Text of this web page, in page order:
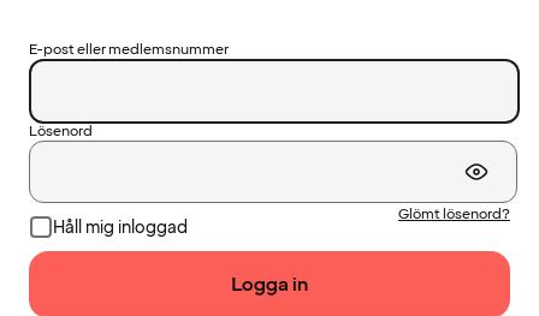
E-post eller medlemsnummer
Lösenord
Håll mig inloggad
Glömt lösenord?
Logga in